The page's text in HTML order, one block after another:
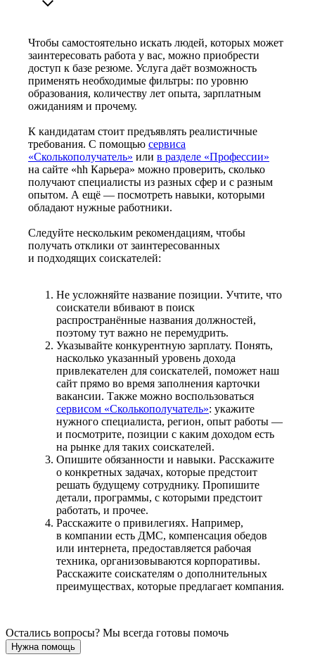
Чтобы самостоятельно искать людей, которых может
заинтересовать работа у вас, можно приобрести
доступ к базе резюме. Услуга даёт возможность
применять необходимые фильтры: по уровню
образования, количеству лет опыта, зарплатным
ожиданиям и прочему.
К кандидатам стоит предъявлять реалистичные
требования. С помощью сервиса
«Сколькополучатель» или в разделе «Профессии»
на сайте «hh Карьера» можно проверить, сколько
получают специалисты из разных сфер и с разным
опытом. А ещё — посмотреть навыки, которыми
обладают нужные работники.
Следуйте нескольким рекомендациям, чтобы
получать отклики от заинтересованных
и подходящих соискателей:
Не усложняйте название позиции. Учтите, что
соискатели вбивают в поиск
распространённые названия должностей,
поэтому тут важно не перемудрить.
Указывайте конкурентную зарплату. Понять,
насколько указанный уровень дохода
привлекателен для соискателей, поможет наш
сайт прямо во время заполнения карточки
вакансии. Также можно воспользоваться
сервисом «Сколькополучатель»: укажите
нужного специалиста, регион, опыт работы —
и посмотрите, позиции с каким доходом есть
на рынке для таких соискателей.
Опишите обязанности и навыки. Расскажите
о конкретных задачах, которые предстоит
решать будущему сотруднику. Пропишите
детали, программы, с которыми предстоит
работать, и прочее.
Расскажите о привилегиях. Например,
в компании есть ДМС, компенсация обедов
или интернета, предоставляется рабочая
техника, организовываются корпоративы.
Расскажите соискателям о дополнительных
преимуществах, которые предлагает компания.
Остались вопросы? Мы всегда готовы помочь
Нужна помощь